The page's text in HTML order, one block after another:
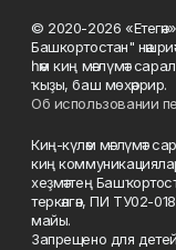
© 2020-2026
Башкортостан"
һәм киң мәғлүмәт
ҡыҙы, баш мөхәррир.
Об использовании
Киң-күләм мәғлүмәт
киң
хеҙмәттең
теркәлгән, ПИ ТУ02-
майы.
Запрещено для